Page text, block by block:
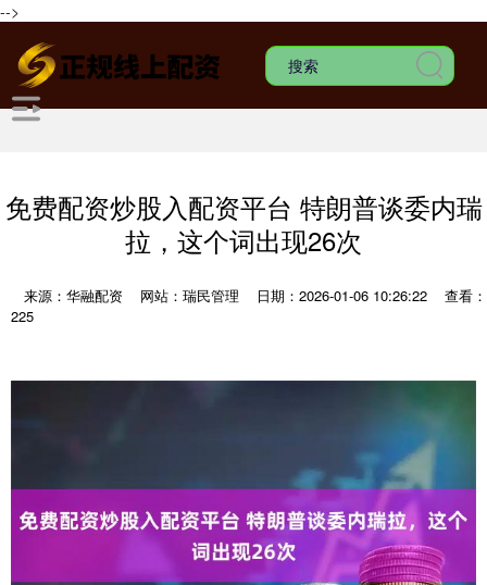
-->
免费配资炒股入配资平台 特朗普谈委内瑞
拉，这个词出现26次
来源：华融配资 网站：瑞民管理 日期：2026-01-06 10:26:22
查看：
225